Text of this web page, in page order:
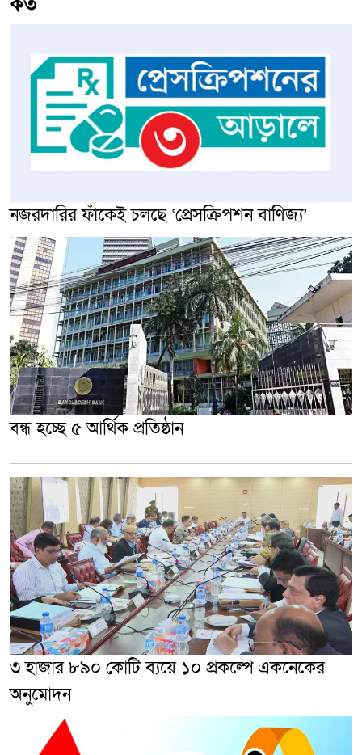
নজরদারির ফাঁকেই চলছে ‘প্রেসক্রিপশন বাণিজ্য’
বন্ধ হচ্ছে ৫ আর্থিক প্রতিষ্ঠান
৩ হাজার ৮৯০ কোটি ব্যয়ে ১০ প্রকল্পে একনেকের
অনুমোদন